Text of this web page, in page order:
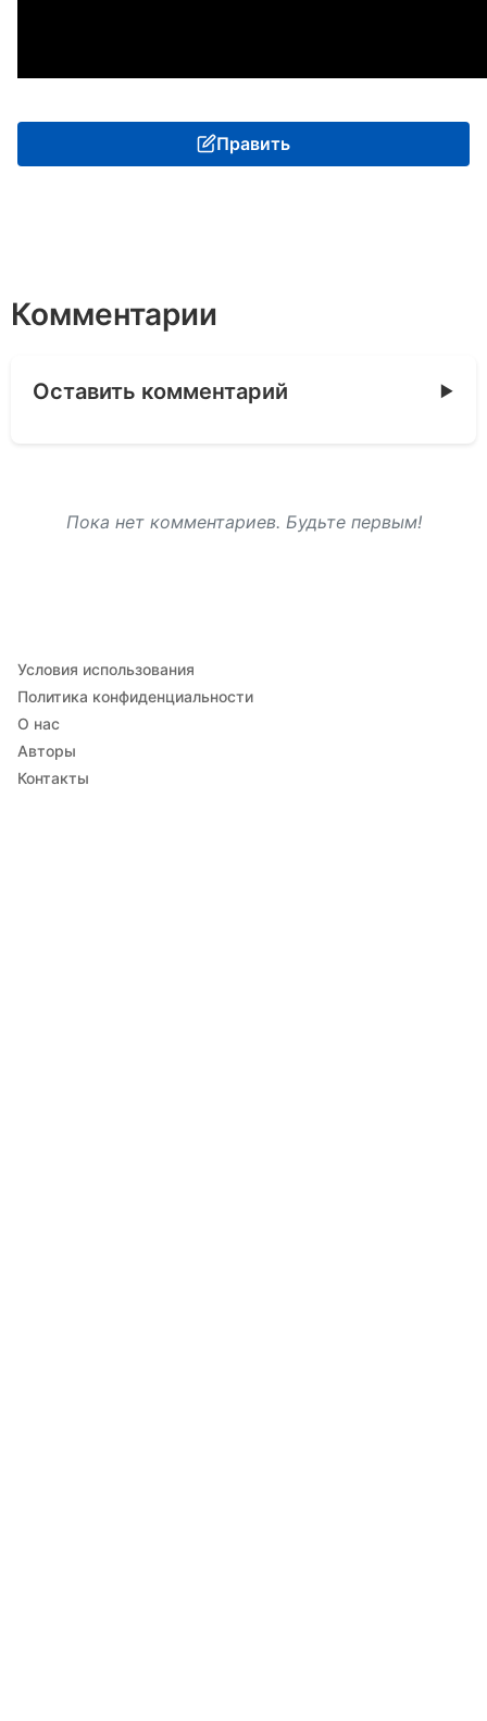
Править
Комментарии
Оставить комментарий
Пока нет комментариев. Будьте первым!
Условия использования
Политика конфиденциальности
О нас
Авторы
Контакты